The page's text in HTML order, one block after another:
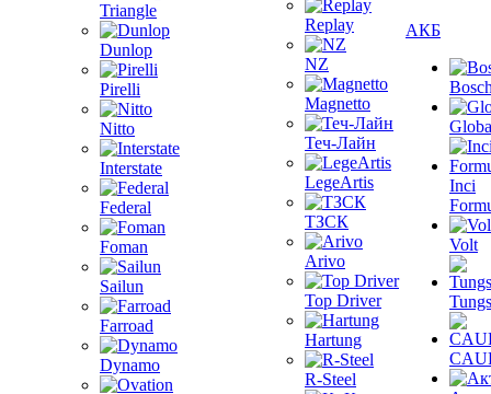
Triangle
Dunlop
Pirelli
Nitto
Interstate
Federal
Foman
Sailun
Farroad
Dynamo
Replay
NZ
Magnetto
Теч-Лайн
LegeArtis
ТЗСК
Arivo
Top Driver
Hartung
R-Steel
АКБ
Inci
Volt